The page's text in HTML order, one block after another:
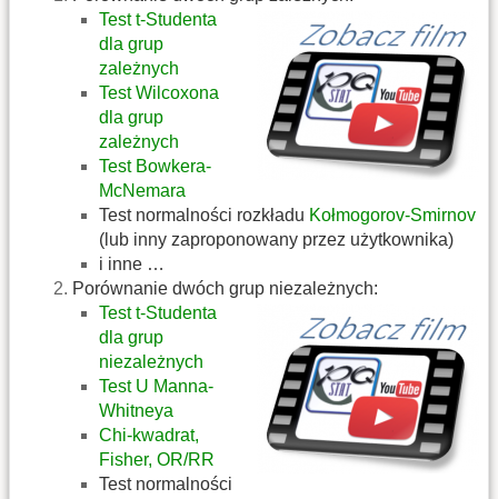
Test t-Studenta
dla grup
zależnych
Test Wilcoxona
dla grup
zależnych
Test Bowkera-
McNemara
Test normalności rozkładu Kołmogorov-Smirnov
(lub inny zaproponowany przez użytkownika)
i inne …
Porównanie dwóch grup niezależnych:
Test t-Studenta
dla grup
niezależnych
Test U Manna-
Whitneya
Chi-kwadrat,
Fisher, OR/RR
Test normalności